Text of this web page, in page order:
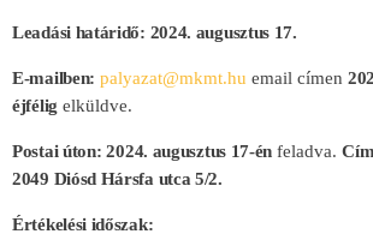
Leadási határidő: 2024. augusztus 17.
E-mailben: palyazat@mkmt.hu email címen
éjfélig elküldve.
Postai úton: 2024. augusztus 17-én feladva.
2049 Diósd Hársfa utca 5/2.
Értékelési időszak: